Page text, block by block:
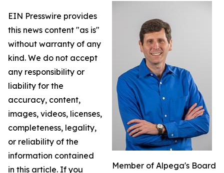
Member of Alpega's Board
EIN Presswire provides
this news content "as is"
without warranty of any
kind. We do not accept
any responsibility or
liability for the
accuracy, content,
images, videos, licenses,
completeness, legality,
or reliability of the
information contained
in this article. If you